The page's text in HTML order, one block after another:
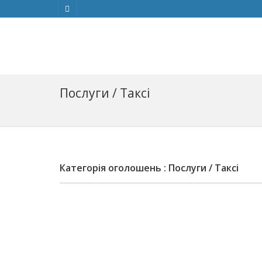
Послуги / Таксі
Категорія оголошень : Послуги / Таксі